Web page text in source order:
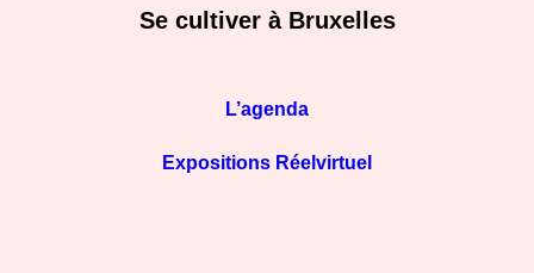
Se cultiver à Bruxelles
L’agenda
Expositions Réelvirtuel